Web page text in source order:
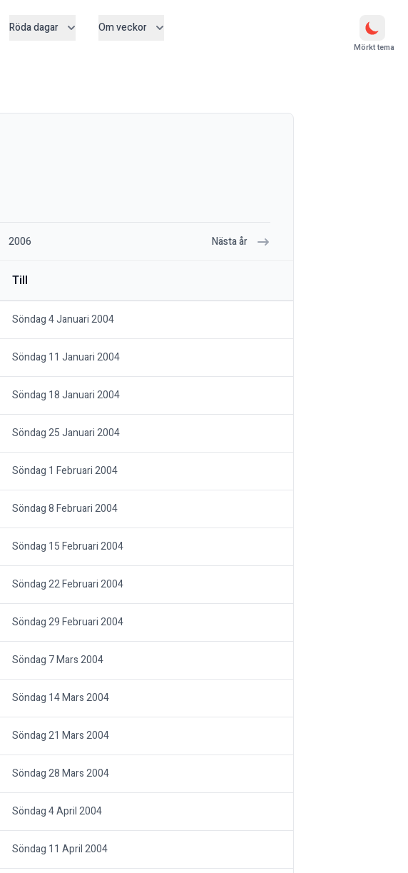
Röda dagar Om veckor
Mörkt tema
2006 Nästa år
Till
Söndag 4 Januari 2004
Söndag 11 Januari 2004
Söndag 18 Januari 2004
Söndag 25 Januari 2004
Söndag 1 Februari 2004
Söndag 8 Februari 2004
Söndag 15 Februari 2004
Söndag 22 Februari 2004
Söndag 29 Februari 2004
Söndag 7 Mars 2004
Söndag 14 Mars 2004
Söndag 21 Mars 2004
Söndag 28 Mars 2004
Söndag 4 April 2004
Söndag 11 April 2004